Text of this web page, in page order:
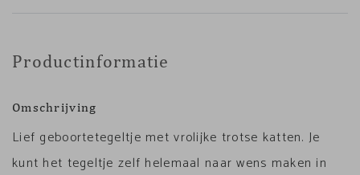
Productinformatie
Omschrijving
Lief geboortetegeltje met vrolijke trotse katten. Je
kunt het tegeltje zelf helemaal naar wens maken in